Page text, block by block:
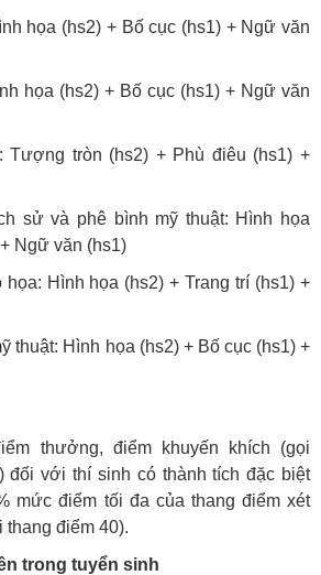
họa (hs2) + Bố cục (hs1) + Ngữ văn
họa (hs2) + Bố cục (hs1) + Ngữ văn
Tượng tròn (hs2) + Phù điêu (hs1) +
sử và phê bình mỹ thuật: Hình họa
Ngữ văn (hs1)
Hình họa (hs2) + Trang trí (hs1) +
thuật: Hình họa (hs2) + Bố cục (hs1) +
thưởng, điểm khuyến khích (gọi
đối với thí sinh có thành tích đặc biệt
mức điểm tối đa của thang điểm xét
thang điểm 40).
trong tuyển sinh